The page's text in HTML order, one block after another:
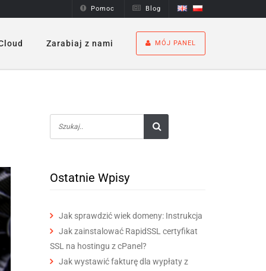
Pomoc Blog
Zarabiaj z nami MÓJ PANEL
Ostatnie Wpisy
Jak sprawdzić wiek domeny: Instrukcja
Jak zainstalować RapidSSL certyfikat
SSL na hostingu z cPanel?
Jak wystawić fakturę dla wypłaty z